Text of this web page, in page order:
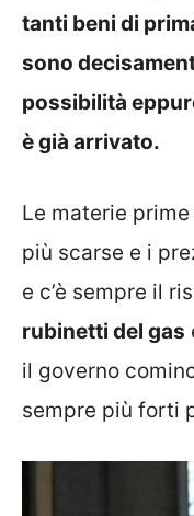
tanti beni di
sono
possibilità
è già arrivato.
Le materie
più scarse e i
e c’è sempre il
rubinetti del gas
il governo
sempre più forti